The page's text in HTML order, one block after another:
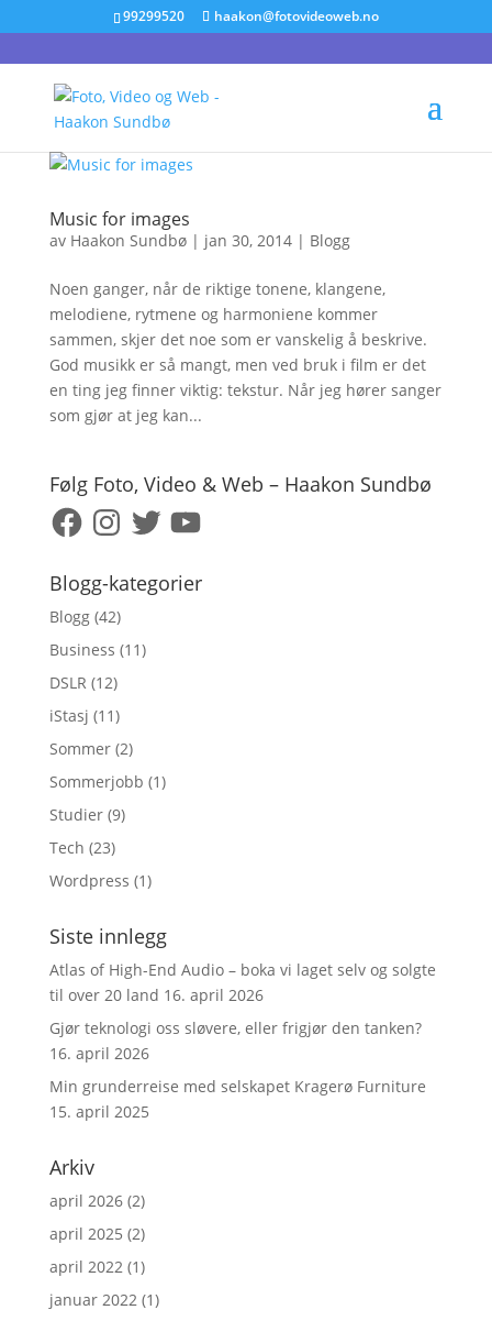
99299520 haakon@fotovideoweb.no
Music for images
av Haakon Sundbø| jan 30, 2014| Blogg
Noen ganger, når de riktige tonene, klangene,
melodiene, rytmene og harmoniene kommer
sammen, skjer det noe som er vanskelig å beskrive.
God musikk er så mangt, men ved bruk i film er det
en ting jeg finner viktig: tekstur. Når jeg hører sanger
som gjør at jeg kan...
Følg Foto, Video & Web – Haakon Sundbø
FacebookInstagram
TwitterYouTube
Blogg-kategorier
Blogg(42)
Business (11)
DSLR (12)
iStasj (11)
Sommer(2)
Sommerjobb (1)
Studier(9)
Tech (23)
Wordpress (1)
Siste innlegg
Atlas of High-End Audio – boka vi laget selv og solgte
til over 20 land 16. april 2026
Gjør teknologi oss sløvere, eller frigjør den tanken?
16. april 2026
Min grunderreise med selskapet Kragerø Furniture
15. april 2025
Arkiv
april 2026(2)
april 2025 (2)
april 2022(1)
januar 2022(1)